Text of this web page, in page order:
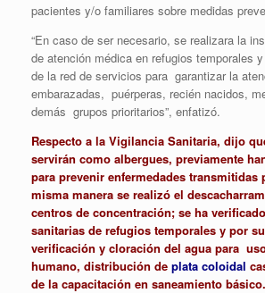
pacientes y/o familiares sobre medidas
“En caso de ser necesario, se realizara la
de atención médica en refugios temporales
de la red de servicios para garantizar la
embarazadas, puérperas, recién nacidos,
demás grupos prioritarios”, enfatizó.
Respecto a la Vigilancia Sanitaria, dijo
servirán como albergues, previamente
para prevenir enfermedades transmitidas
misma manera se realizó el
centros de concentración; se ha
sanitarias de refugios temporales y por
verificación y cloración del agua para
humano, distribución de plata coloidal
de la capacitación en saneamiento básico.